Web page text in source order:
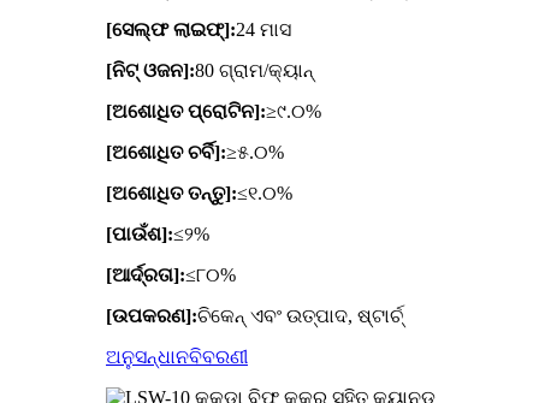
[ସେଲ୍ଫ ଲାଇଫ୍]:24 ମାସ
[ନିଟ୍ ଓଜନ]:80 ଗ୍ରାମ/କ୍ୟାନ୍
[ଅଶୋଧିତ ପ୍ରୋଟିନ]:≥୯.୦%
[ଅଶୋଧିତ ଚର୍ବି]:≥୫.୦%
[ଅଶୋଧିତ ତନ୍ତୁ]:≤୧.୦%
[ପାଉଁଶ]:≤୨%
[ଆର୍ଦ୍ରତା]:≤୮୦%
[ଉପକରଣ]:ଚିକେନ୍ ଏବଂ ଉତ୍ପାଦ, ଷ୍ଟାର୍ଚ୍
ଅନୁସନ୍ଧାନବିବରଣୀ